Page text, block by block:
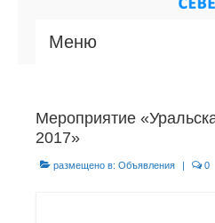
Меню
Новости
МО ГО «Воркута»
Мероприятие
2017»
размещено в: Объявления 0